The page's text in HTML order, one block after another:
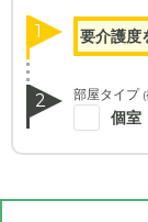
1
2 部屋タイプ
個室